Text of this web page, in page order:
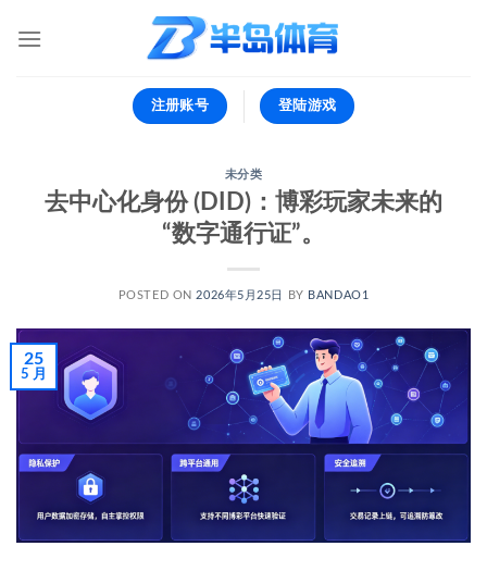
注册账号 登陆游戏
未分类
去中心化身份 (DID)：博彩玩家未来的
“数字通行证”。
POSTED ON 2026年5月25日 BY BANDAO1
25
5 月